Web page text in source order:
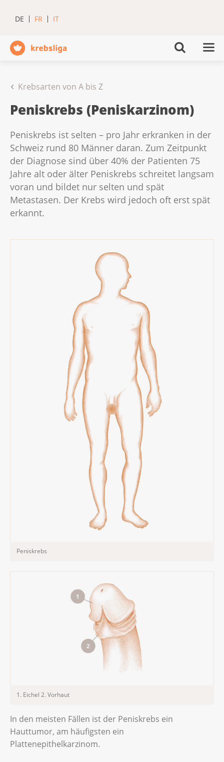
DE FR IT
Krebsarten von A bis Z
Peniskrebs (Peniskarzinom)
Peniskrebs ist selten – pro Jahr erkranken in der
Schweiz rund 80 Männer daran. Zum Zeitpunkt
der Diagnose sind über 40% der Patienten 75
Jahre alt oder älter Peniskrebs schreitet langsam
voran und bildet nur selten und spät
Metastasen. Der Krebs wird jedoch oft erst spät
erkannt.
Peniskrebs
1. Eichel 2. Vorhaut
In den meisten Fällen ist der Peniskrebs ein
Hauttumor, am häufigsten ein
Plattenepithelkarzinom.